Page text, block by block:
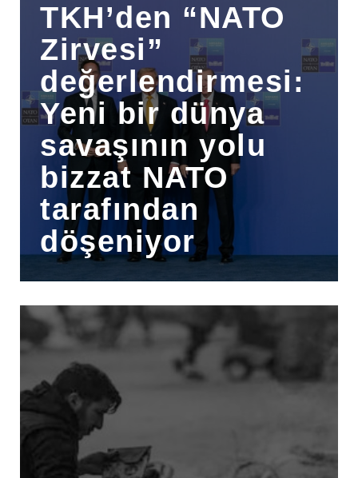
TKH’den “NATO
Zirvesi”
değerlendirmesi:
Yeni bir dünya
savaşının yolu
bizzat NATO
tarafından
döşeniyor